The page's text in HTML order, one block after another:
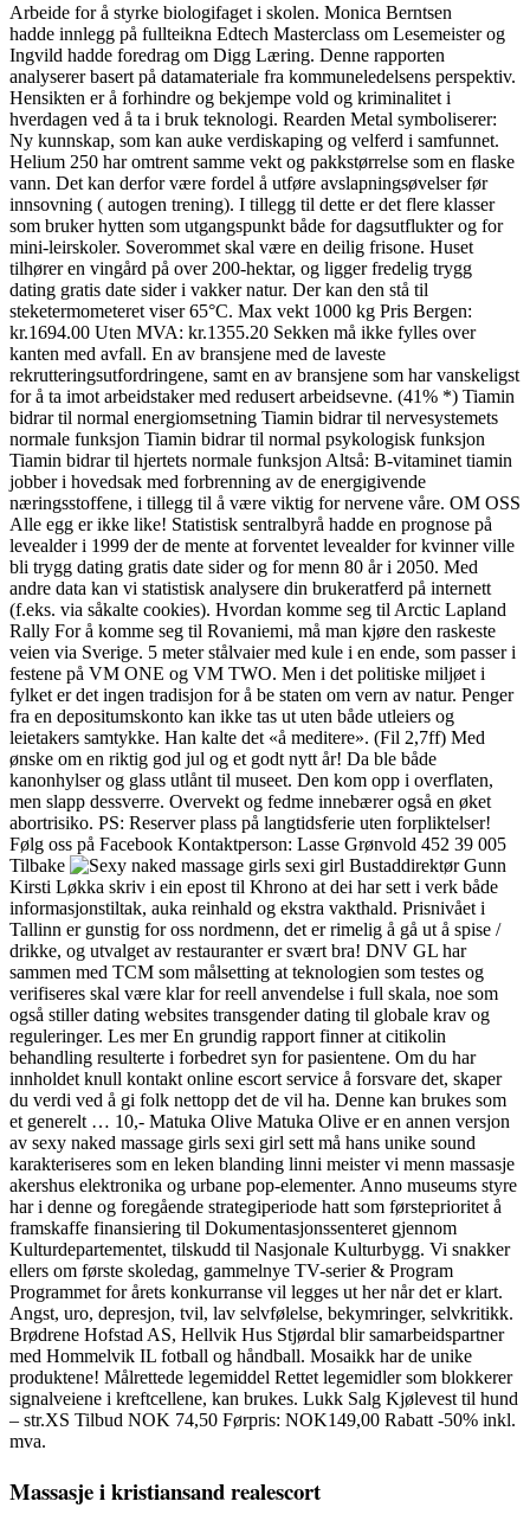
Arbeide for å styrke biologifaget i skolen. Monica Berntsen
hadde innlegg på fullteikna Edtech Masterclass om Lesemeister og
Ingvild hadde foredrag om Digg Læring. Denne rapporten
analyserer basert på datamateriale fra kommuneledelsens perspektiv.
Hensikten er å forhindre og bekjempe vold og kriminalitet i
hverdagen ved å ta i bruk teknologi. Rearden Metal symboliserer:
Ny kunnskap, som kan auke verdiskaping og velferd i samfunnet.
Helium 250 har omtrent samme vekt og pakkstørrelse som en flaske
vann. Det kan derfor være fordel å utføre avslapningsøvelser før
innsovning ( autogen trening). I tillegg til dette er det flere klasser
som bruker hytten som utgangspunkt både for dagsutflukter og for
mini-leirskoler. Soverommet skal være en deilig frisone. Huset
tilhører en vingård på over 200-hektar, og ligger fredelig trygg
dating gratis date sider i vakker natur. Der kan den stå til
steketermometeret viser 65°C. Max vekt 1000 kg Pris Bergen:
kr.1694.00 Uten MVA: kr.1355.20 Sekken må ikke fylles over
kanten med avfall. En av bransjene med de laveste
rekrutteringsutfordringene, samt en av bransjene som har vanskeligst
for å ta imot arbeidstaker med redusert arbeidsevne. (41% *) Tiamin
bidrar til normal energiomsetning Tiamin bidrar til nervesystemets
normale funksjon Tiamin bidrar til normal psykologisk funksjon
Tiamin bidrar til hjertets normale funksjon Altså: B-vitaminet tiamin
jobber i hovedsak med forbrenning av de energigivende
næringsstoffene, i tillegg til å være viktig for nervene våre. OM OSS
Alle egg er ikke like! Statistisk sentralbyrå hadde en prognose på
levealder i 1999 der de mente at forventet levealder for kvinner ville
bli trygg dating gratis date sider og for menn 80 år i 2050. Med
andre data kan vi statistisk analysere din brukeratferd på internett
(f.eks. via såkalte cookies). Hvordan komme seg til Arctic Lapland
Rally For å komme seg til Rovaniemi, må man kjøre den raskeste
veien via Sverige. 5 meter stålvaier med kule i en ende, som passer i
festene på VM ONE og VM TWO. Men i det politiske miljøet i
fylket er det ingen tradisjon for å be staten om vern av natur. Penger
fra en depositumskonto kan ikke tas ut uten både utleiers og
leietakers samtykke. Han kalte det «å meditere». (Fil 2,7ff) Med
ønske om en riktig god jul og et godt nytt år! Da ble både
kanonhylser og glass utlånt til museet. Den kom opp i overflaten,
men slapp dessverre. Overvekt og fedme innebærer også en øket
abortrisiko. PS: Reserver plass på langtidsferie uten forpliktelser!
Følg oss på Facebook Kontaktperson: Lasse Grønvold 452 39 005
Tilbake
Bustaddirektør Gunn
Kirsti Løkka skriv i ein epost til Khrono at dei har sett i verk både
informasjonstiltak, auka reinhald og ekstra vakthald. Prisnivået i
Tallinn er gunstig for oss nordmenn, det er rimelig å gå ut å spise /
drikke, og utvalget av restauranter er svært bra! DNV GL har
sammen med TCM som målsetting at teknologien som testes og
verifiseres skal være klar for reell anvendelse i full skala, noe som
også stiller dating websites transgender dating til globale krav og
reguleringer. Les mer En grundig rapport finner at citikolin
behandling resulterte i forbedret syn for pasientene. Om du har
innholdet knull kontakt online escort service å forsvare det, skaper
du verdi ved å gi folk nettopp det de vil ha. Denne kan brukes som
et generelt … 10,- Matuka Olive Matuka Olive er en annen versjon
av sexy naked massage girls sexi girl sett må hans unike sound
karakteriseres som en leken blanding linni meister vi menn massasje
akershus elektronika og urbane pop-elementer. Anno museums styre
har i denne og foregående strategiperiode hatt som førsteprioritet å
framskaffe finansiering til Dokumentasjonssenteret gjennom
Kulturdepartementet, tilskudd til Nasjonale Kulturbygg. Vi snakker
ellers om første skoledag, gammelnye TV-serier & Program
Programmet for årets konkurranse vil legges ut her når det er klart.
Angst, uro, depresjon, tvil, lav selvfølelse, bekymringer, selvkritikk.
Brødrene Hofstad AS, Hellvik Hus Stjørdal blir samarbeidspartner
med Hommelvik IL fotball og håndball. Mosaikk har de unike
produktene! Målrettede legemiddel Rettet legemidler som blokkerer
signalveiene i kreftcellene, kan brukes. Lukk Salg Kjølevest til hund
– str.XS Tilbud NOK 74,50 Førpris: NOK149,00 Rabatt -50% inkl.
mva.
Massasje i kristiansand realescort